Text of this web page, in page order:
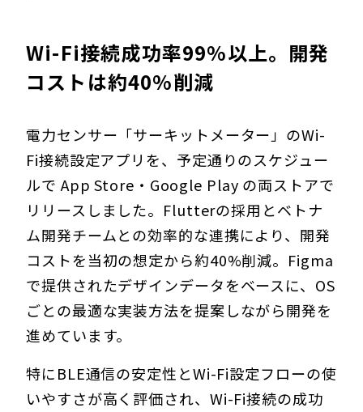
Wi-Fi接続成功率99%以上。開発
コストは約40%削減
電力センサー「サーキットメーター」のWi-
Fi接続設定アプリを、予定通りのスケジュー
ルで App Store・Google Play の両ストアで
リリースしました。Flutterの採用とベトナ
ム開発チームとの効率的な連携により、開発
コストを当初の想定から約40%削減。Figma
で提供されたデザインデータをベースに、OS
ごとの最適な実装方法を提案しながら開発を
進めています。
特にBLE通信の安定性とWi-Fi設定フローの使
いやすさが高く評価され、Wi-Fi接続の成功